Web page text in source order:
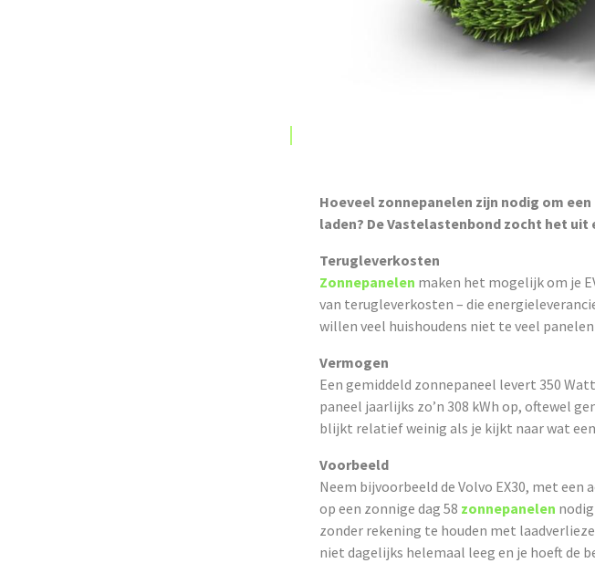
Hoeveel zonnepanelen zijn nodig om
laden? De Vastelastenbond zocht het
Terugleverkosten
Zonnepanelen maken het mogelijk om je
van terugleverkosten – die
willen veel huishoudens niet te veel
Vermogen
Een gemiddeld zonnepaneel levert 350
paneel jaarlijks zo’n 308 kWh op, oftewel
blijkt relatief weinig als je kijkt naar wat
Voorbeeld
Neem bijvoorbeeld de Volvo EX30, met een
op een zonnige dag 58 zonnepanelen
zonder rekening te houden met
niet dagelijks helemaal leeg en je hoeft de